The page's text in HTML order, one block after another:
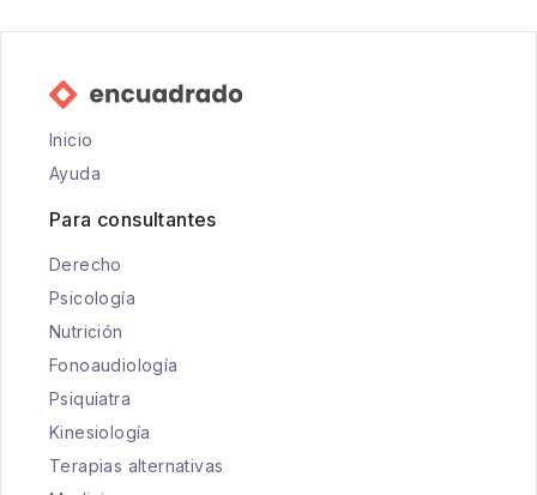
Inicio
Ayuda
Para consultantes
Derecho
Psicología
Nutrición
Fonoaudiología
Psiquiatra
Kinesiología
Terapias alternativas